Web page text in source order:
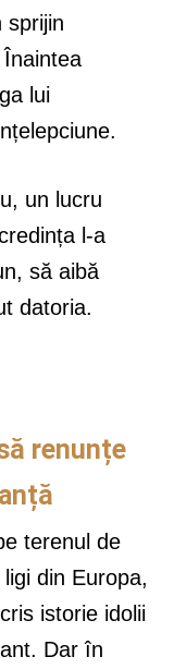
sprijin
lui
un lucru
l-a
să aibă
datoria.
renunțe
terenul de
din Europa,
istorie idolii
Dar în